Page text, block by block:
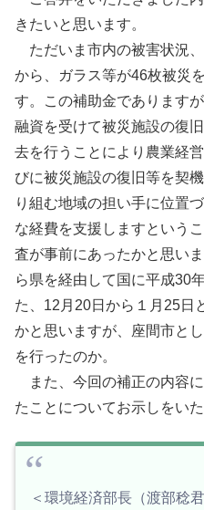
きたいと思います。
ただいま市内の被害状況
から、ガラス等が46枚被災
す。この補助金であります
融資を受けて被災施設の復
去を行うことにより農業経
びに被災施設の復旧等を契
り組む地域の担い手に位置
な経費を支援しますという
査が事前にあったかと思い
ら県を経由して国に平成30
た、12月20日から１月25日
かと思いますが、座間市と
を行ったのか。
また、今回の補正の内容
たことについてお示しをい
＜環境経済部長（渡部稔